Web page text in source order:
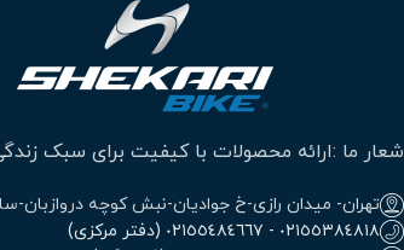
شعار ما :ارائه محصولات با کیفیت برای سبک
تهران- میدان رازی-خ جوادیان-نبش کوچه دروازبان-
٠٢١٥٥٣٨٤٨١٨ - ٠٢١٥٥٤٨٤٦٦٧ (دفتر مرکزی)